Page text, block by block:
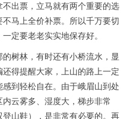
出票，立马就有两个重要的选
马上全价补票。所以千万要切
定要老老实实地保存好。
树林，有时还有小桥流水，显
得提醒大家，上山的路上一定
到轻松自在。由于峨眉山到处
云雾多、湿度大，梯步非常
山鞋），是非常有必要的。再